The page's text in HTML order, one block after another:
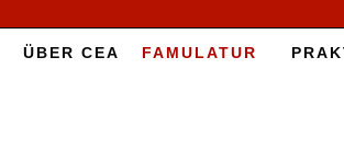
ÜBER CEA FAMU­LA­TUR